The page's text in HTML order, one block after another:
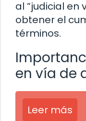
al “judicial en
obtener el
términos.
en vía de
Leer más